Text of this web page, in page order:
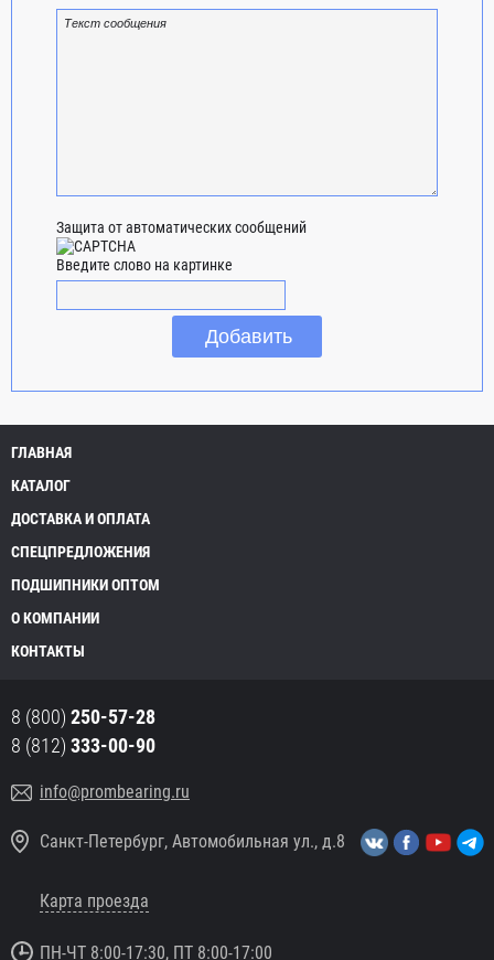
Защита от автоматических сообщений
Введите слово на картинке
ГЛАВНАЯ
КАТАЛОГ
ДОСТАВКА И ОПЛАТА
СПЕЦПРЕДЛОЖЕНИЯ
ПОДШИПНИКИ ОПТОМ
О КОМПАНИИ
КОНТАКТЫ
8 (800) 250-57-28
8 (812) 333-00-90
info@prombearing.ru
Санкт-Петербург, Автомобильная ул., д.8
Карта проезда
ПН-ЧТ 8:00-17:30, ПТ 8:00-17:00